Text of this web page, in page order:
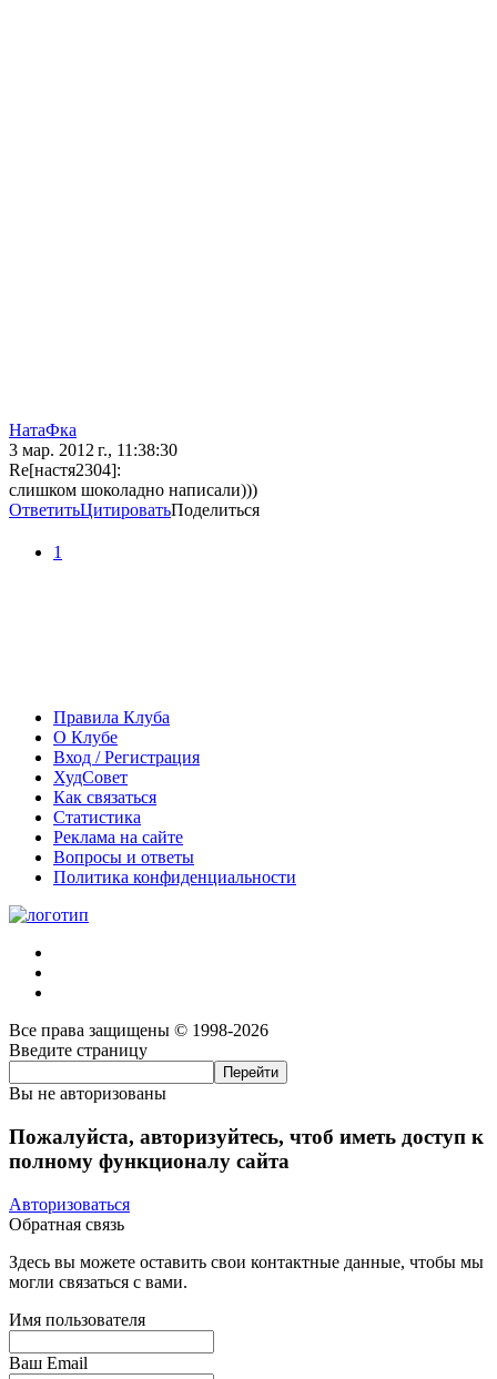
НатаФка
3 мар. 2012 г., 11:38:30
Re[настя2304]:
слишком шоколадно написали)))
ОтветитьЦитироватьПоделиться
1
Правила Клуба
О Клубе
Вход / Регистрация
ХудСовет
Как связаться
Статистика
Реклама на сайте
Вопросы и ответы
Политика конфиденциальности
Все права защищены © 1998-2026
Введите страницу
Вы не авторизованы
Пожалуйста, авторизуйтесь, чтоб иметь доступ к
полному функционалу сайта
Авторизоваться
Обратная связь
Здесь вы можете оставить свои контактные данные, чтобы мы
могли связаться с вами.
Имя пользователя
Ваш Email